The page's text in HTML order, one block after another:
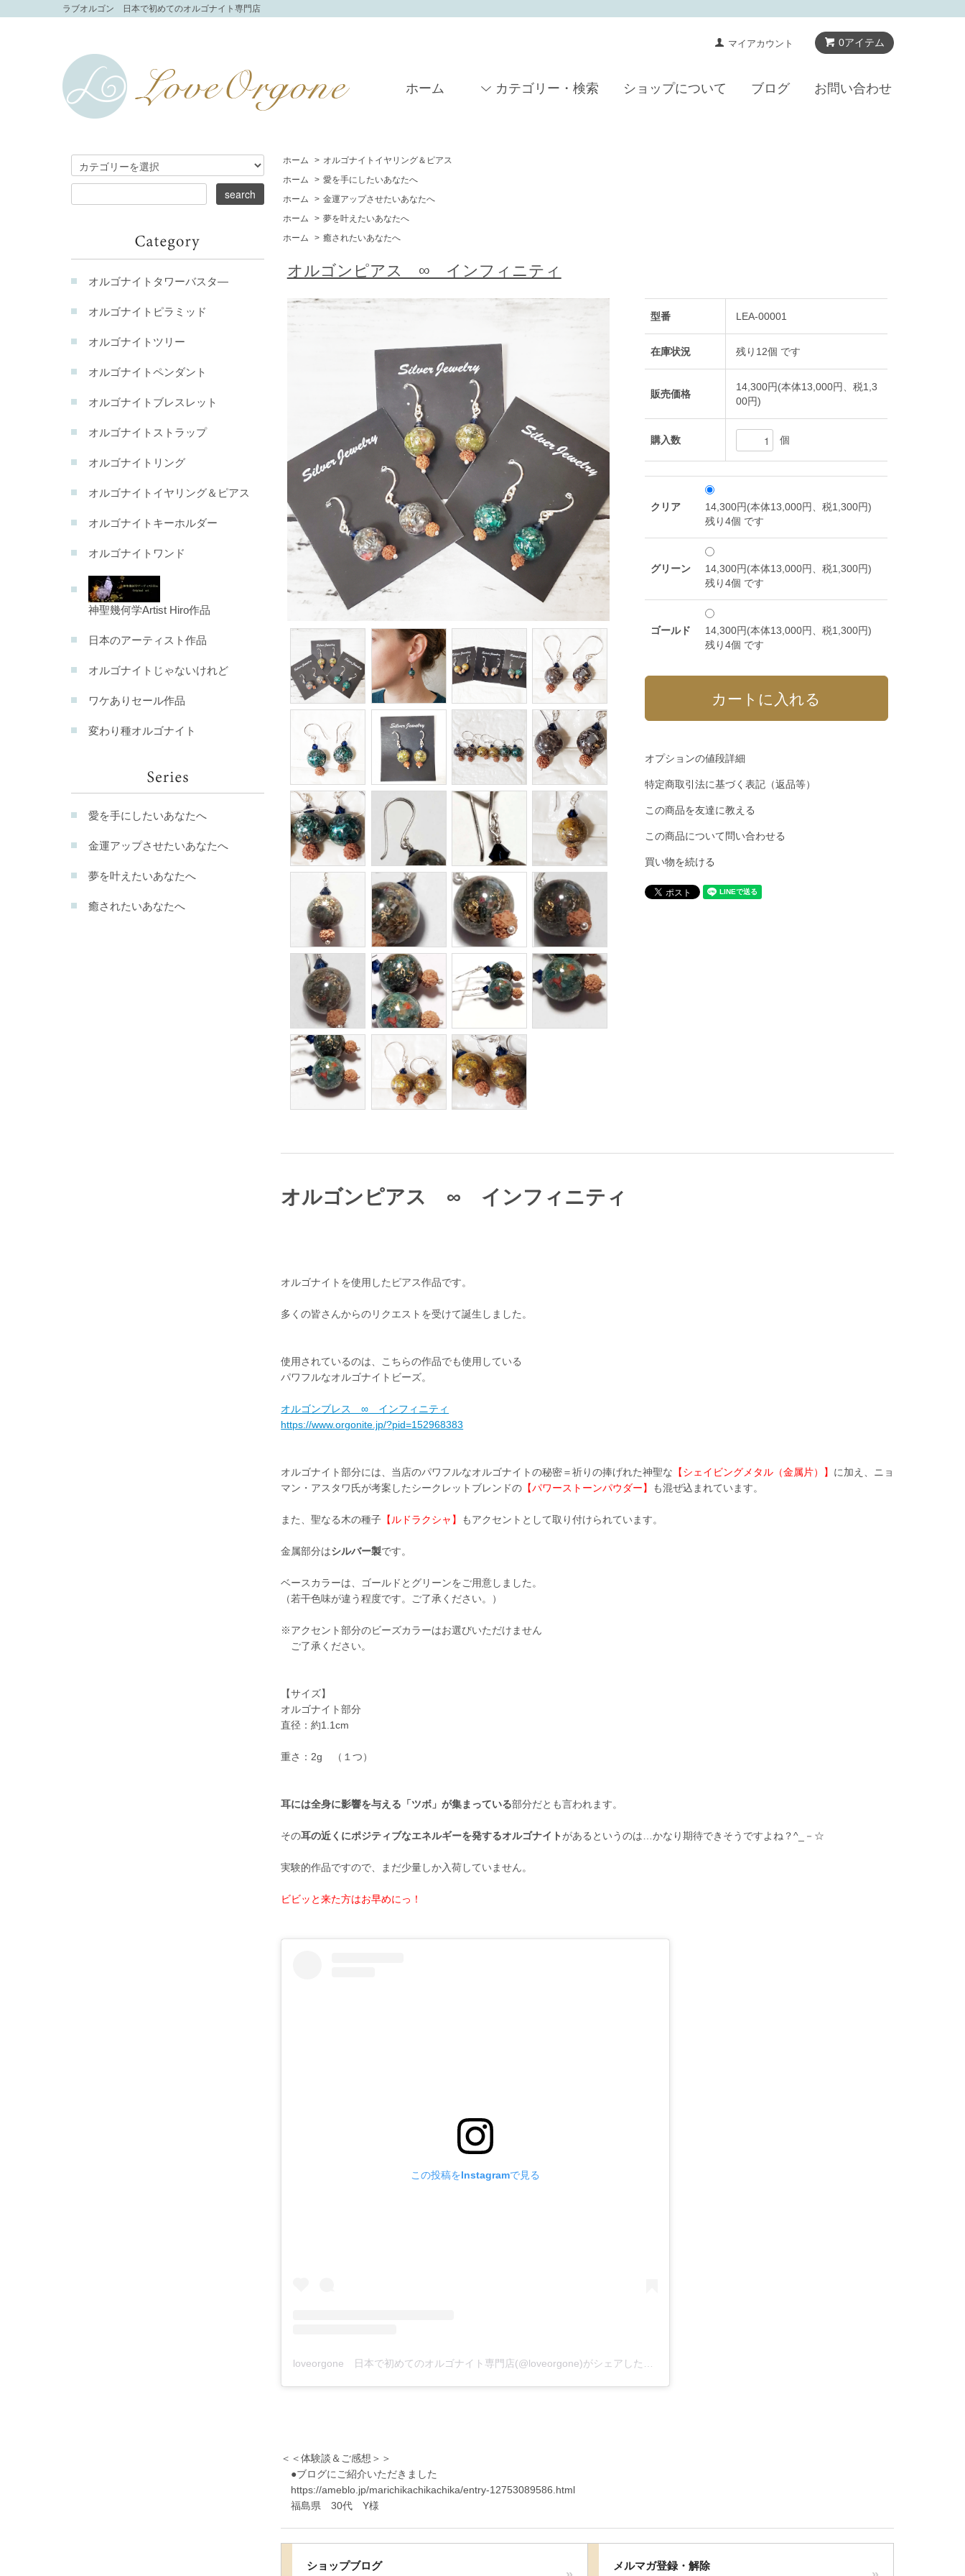
ラブオルゴン 日本で初めてのオルゴナイト専門店
0アイテム
マイアカウント
ホーム カテゴリー・検索 ショップについて ブログ お問い合わせ
ホーム > オルゴナイトイヤリング＆ピアス
ホーム
> 愛を手にしたいあなたへ
ホーム
> 金運アップさせたいあなたへ
ホーム
> 夢を叶えたいあなたへ
ホーム
> 癒されたいあなたへ
オルゴンピアス ∞ インフィニティ
型番 LEA-00001
在庫状況 残り12個 です
販売価格
14,300円(本体13,000円、税1,3
00円)
購入数 個
クリア
14,300円(本体13,000円、税1,300円)
残り4個 です
グリーン
14,300円(本体13,000円、税1,300円)
残り4個 です
ゴールド
14,300円(本体13,000円、税1,300円)
残り4個 です
オプションの値段詳細
特定商取引法に基づく表記（返品等）
この商品を友達に教える
この商品について問い合わせる
買い物を続ける
オルゴンピアス ∞ インフィニティ
オルゴナイトを使用したピアス作品です。
多くの皆さんからのリクエストを受けて誕生しました。
使用されているのは、こちらの作品でも使用している
パワフルなオルゴナイトビーズ。
オルゴンブレス ∞ インフィニティ
https://www.orgonite.jp/?pid=152968383
オルゴナイト部分には、当店のパワフルなオルゴナイトの秘密＝祈りの捧げれた神聖な 【シェイビングメタル（金属片）】 に加え、ニョ
マン・アスタワ氏が考案したシークレットブレンドの 【パワーストーンパウダー】 も混ぜ込まれています。
また、聖なる木の種子 【ルドラクシャ】 もアクセントとして取り付けられています。
金属部分はシルバー製です。
ベースカラーは、ゴールドとグリーンをご用意しました。
（若干色味が違う程度です。ご了承ください。）
※アクセント部分のビーズカラーはお選びいただけません
ご了承ください。
【サイズ】
オルゴナイト部分
直径：約1.1cm
重さ：2g （１つ）
耳には全身に影響を与える「ツボ」が集まっている部分だとも言われます。
その耳の近くにポジティブなエネルギーを発するオルゴナイト があるというのは…かなり期待できそうですよね？^_－☆
実験的作品ですので、まだ少量しか入荷していません。
ビビッと来た方はお早めにっ！
この投稿をInstagramで見る
＜＜体験談＆ご感想＞＞
●ブログにご紹介いただきました
https://ameblo.jp/marichikachikachika/entry-12753089586.html
福島県 30代 Y様
ショップブログ メルマガ登録・解除
オルゴナイトタワーバスタ―
オルゴナイトピラミッド
オルゴナイトツリー
オルゴナイトペンダント
オルゴナイトブレスレット
オルゴナイトストラップ
オルゴナイトリング
オルゴナイトイヤリング＆ピアス
オルゴナイトキーホルダー
オルゴナイトワンド
神聖幾何学Artist Hiro作品
日本のアーティスト作品
オルゴナイトじゃないけれど
ワケありセール作品
変わり種オルゴナイト
愛を手にしたいあなたへ
金運アップさせたいあなたへ
夢を叶えたいあなたへ
癒されたいあなたへ